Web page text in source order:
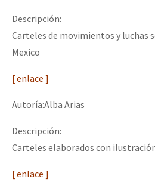
Descripción:
Carteles de movimientos y luchas
Mexico
[ enlace ]
Autoría:Alba Arias
Descripción:
Carteles elaborados con
[ enlace ]